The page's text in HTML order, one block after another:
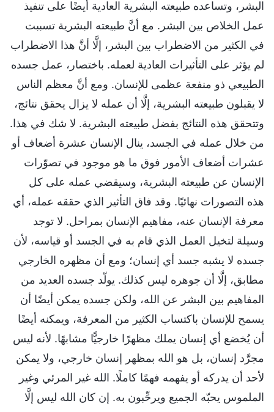
البشر، وتساعده طبيعته البشرية العادية أيضًا على تنفيذ
عمل الخلاص بين البشر. مع أنَّ طبيعته البشرية تسببت
في الكثير من الاضطراب بين البشر، إلَّا أنَّ هذا الاضطراب
لم يؤثر على التأثيرات العادية لعمله. باختصار، عمل جسده
الطبيعي ذو منفعة عظمى للإنسان. ومع أنَّ معظم الناس
لا يقبلون طبيعته البشرية، إلَّا أن عمله لا يزال يحقق نتائج،
وتتحقق هذه النتائج بفضل طبيعته البشرية. لا شك في هذا.
من خلال عمله في الجسد، ينال الإنسان عشرة أضعاف أو
عشرات أضعاف الأمور فوق ما هو موجود في تصوّرات
الإنسان عن طبيعته البشرية، وسيقضي عمله على كل
هذه التصورات نهائيًا. وقد فاق التأثير الذي حققه عمله، أي
معرفة الإنسان عنه، مفاهيم الإنسان بمراحل. لا توجد
وسيلة لتخيل العمل الذي قام به في الجسد أو قياسه، لأن
جسده لا يشبه جسد أي إنسان؛ ومع أن مظهره الخارجي
مطابق، إلَّا أن جوهره ليس كذلك. يولّد جسده العديد من
المفاهيم بين البشر عن الله، ولكن جسده يمكن أيضًا أن
يسمح للإنسان باكتساب الكثير من المعرفة، ويمكنه أيضًا
أن يُخضع أي إنسان يملك مظهرًا خارجيًّا مشابهًا. لأنه ليس
مجرَّد إنسان، بل هو الله بمظهر إنسان خارجي، ولا يمكن
لأحد أن يدركه أو يفهمه فهمًا كاملًا. الله غير المرئي وغير
الملموس يحبّه الجميع ويرحِّبون به. إن كان الله ليس إلَّا